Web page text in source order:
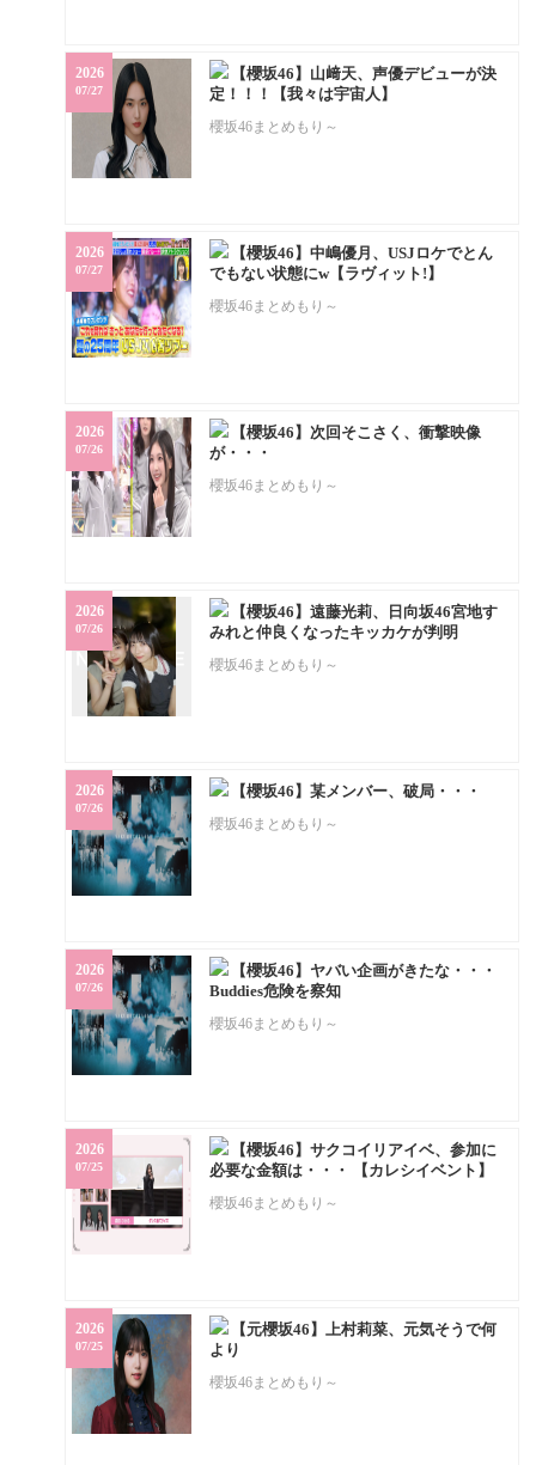
【櫻坂46】山﨑天、声優デビューが決
定！！！【我々は宇宙人】
櫻坂46まとめもり～
2026
07/27
【櫻坂46】中嶋優月、USJロケでとん
でもない状態にw【ラヴィット!】
櫻坂46まとめもり～
2026
07/27
【櫻坂46】次回そこさく、衝撃映像
が・・・
櫻坂46まとめもり～
2026
07/26
【櫻坂46】遠藤光莉、日向坂46宮地す
みれと仲良くなったキッカケが判明
櫻坂46まとめもり～
2026
07/26
【櫻坂46】某メンバー、破局・・・
櫻坂46まとめもり～
2026
07/26
【櫻坂46】ヤバい企画がきたな・・・
Buddies危険を察知
櫻坂46まとめもり～
2026
07/26
【櫻坂46】サクコイリアイベ、参加に
必要な金額は・・・ 【カレシイベント】
櫻坂46まとめもり～
2026
07/25
【元櫻坂46】上村莉菜、元気そうで何
より
櫻坂46まとめもり～
2026
07/25